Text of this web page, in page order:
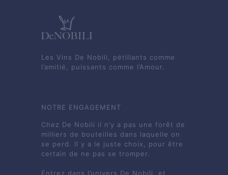
Les Vins De Nobili, pétillants comme
l’amitié, puissants comme l’Amour.
NOTRE ENGAGEMENT
Chez De Nobili il n’y a pas une forêt de
milliers de bouteilles dans laquelle on
se perd. Il y a le juste choix, pour être
certain de ne pas se tromper.
Entrez dans l’univers De Nobili, et